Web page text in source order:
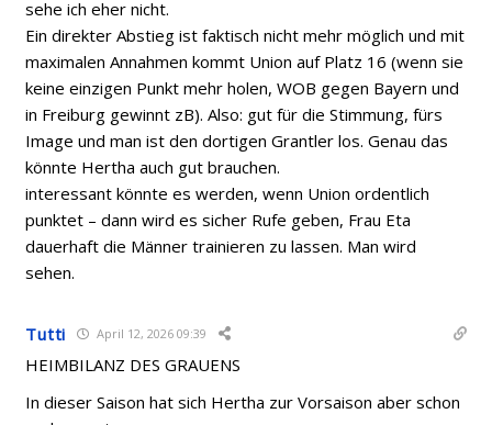
sehe ich eher nicht.
Ein direkter Abstieg ist faktisch nicht mehr möglich und mit
maximalen Annahmen kommt Union auf Platz 16 (wenn sie
keine einzigen Punkt mehr holen, WOB gegen Bayern und
in Freiburg gewinnt zB). Also: gut für die Stimmung, fürs
Image und man ist den dortigen Grantler los. Genau das
könnte Hertha auch gut brauchen.
interessant könnte es werden, wenn Union ordentlich
punktet – dann wird es sicher Rufe geben, Frau Eta
dauerhaft die Männer trainieren zu lassen. Man wird
sehen.
Tutti April 12, 2026 09:39
HEIMBILANZ DES GRAUENS
In dieser Saison hat sich Hertha zur Vorsaison aber schon